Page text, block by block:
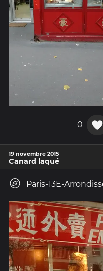
0
19 novembre 2015
Canard laqué
Paris-13E-